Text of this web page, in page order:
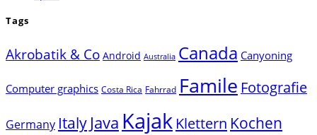
Tags
Akrobatik & Co Android Australia Canada Canyoning
Computer graphics Costa Rica Fahrrad Famile Fotografie
Germany Italy Java Kajak Klettern Kochen